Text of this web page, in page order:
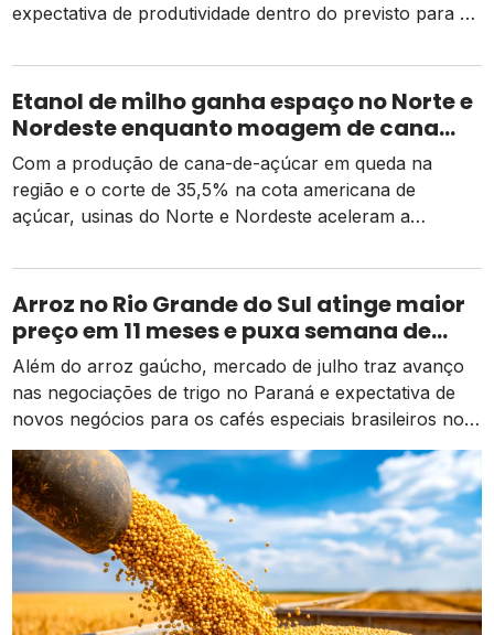
expectativa de produtividade dentro do previsto para a
Etanol de milho ganha espaço no Norte e
Nordeste enquanto moagem de cana
recua e tarifa dos EUA pressiona usinas
Com a produção de cana-de-açúcar em queda na
região e o corte de 35,5% na cota americana de
açúcar, usinas do Norte e Nordeste aceleram a
de receita e competitividade.
Arroz no Rio Grande do Sul atinge maior
preço em 11 meses e puxa semana de
valorização no campo
Além do arroz gaúcho, mercado de julho traz avanço
nas negociações de trigo no Paraná e expectativa de
novos negócios para os cafés especiais brasileiros no
exterior